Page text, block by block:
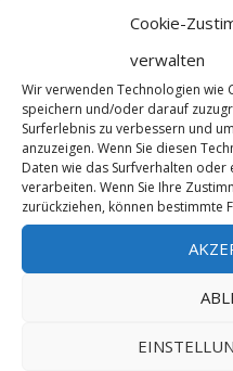
Cookie-
verwalten
Wir verwenden Technologien wie
speichern und/oder darauf
Surferlebnis zu verbessern und
anzuzeigen. Wenn Sie diesen
Daten wie das Surfverhalten
verarbeiten. Wenn Sie Ihre
zurückziehen, können bestimmte
Dave MacLeod
ascent of Mind
10. Oktober 2019
wiederholen